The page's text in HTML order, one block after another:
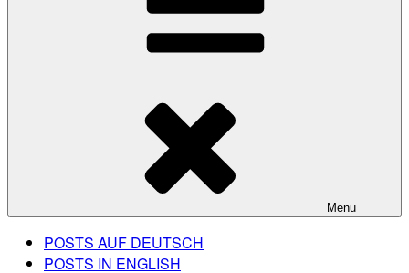
Menu
POSTS AUF DEUTSCH
POSTS IN ENGLISH